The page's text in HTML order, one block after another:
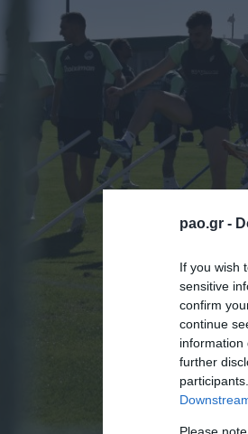
pao.gr -
If you wish
sensitive
confirm
continue
information
further